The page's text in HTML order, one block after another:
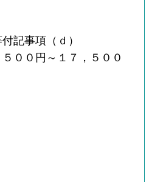
記事項（ｄ）
００円～１７，５００